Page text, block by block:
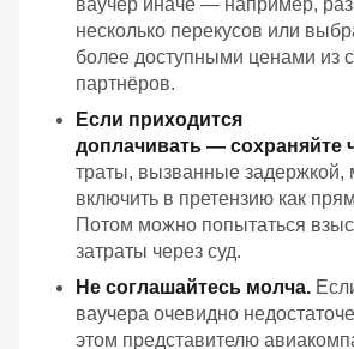
несколько перекусов или
более доступными ценами из
партнёров.
Если приходится
доплачивать — сохраняйте
траты, вызванные задержкой,
включить в претензию как
Потом можно попытаться
затраты через суд.
Не соглашайтесь молча.
ваучера очевидно
этом представителю